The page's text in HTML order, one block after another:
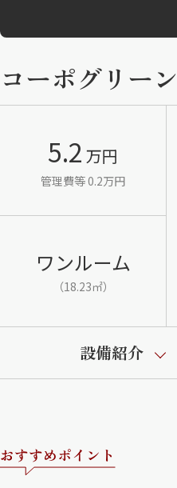
コーポグリーン
5.2 万円
管理費等 0.2万円
ワンルーム
（18.23㎡）
設備紹介
おすすめポイント